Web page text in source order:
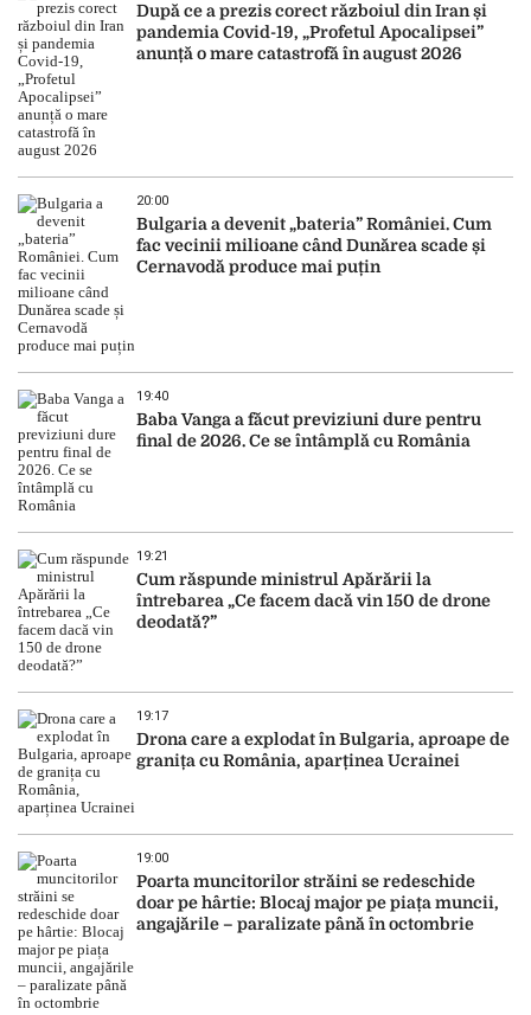
După ce a prezis corect războiul din Iran și
pandemia Covid-19, „Profetul Apocalipsei”
anunță o mare catastrofă în august 2026
20:00
Bulgaria a devenit „bateria” României. Cum
fac vecinii milioane când Dunărea scade și
Cernavodă produce mai puțin
19:40
Baba Vanga a făcut previziuni dure pentru
final de 2026. Ce se întâmplă cu România
19:21
Cum răspunde ministrul Apărării la
întrebarea „Ce facem dacă vin 150 de drone
deodată?”
19:17
Drona care a explodat în Bulgaria, aproape de
granița cu România, aparținea Ucrainei
19:00
Poarta muncitorilor străini se redeschide
doar pe hârtie: Blocaj major pe piața muncii,
angajările – paralizate până în octombrie